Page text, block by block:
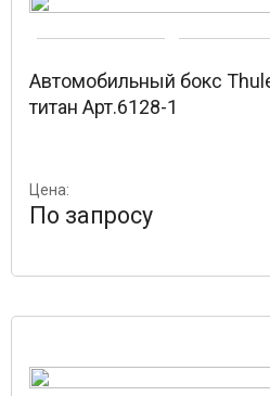
Автомобильный бокс
титан Арт.6128-1
Цена:
По запросу